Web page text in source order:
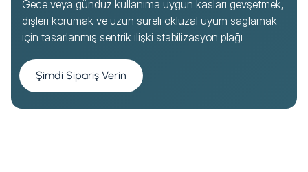
Gece veya gündüz kullanıma uygun kasları gevşetmek,
dişleri korumak ve uzun süreli oklüzal uyum sağlamak
için tasarlanmış sentrik ilişki stabilizasyon plağı
Şimdi Sipariş Verin